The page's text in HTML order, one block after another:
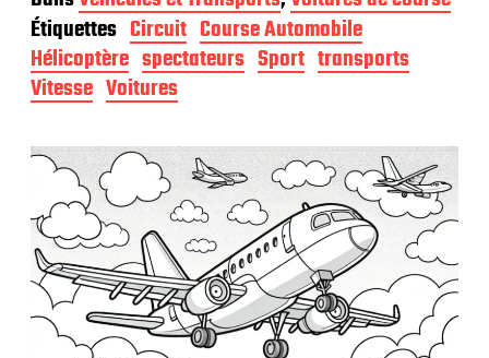
t
e
d
e
p
b
l
c
a
t
i
o
n
Étiquettes Circuit Course Automobile
Hélicoptère spectateurs Sport transports
Vitesse Voitures